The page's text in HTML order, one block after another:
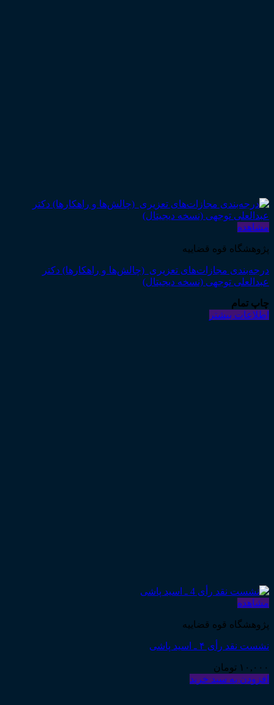
مشاهده
پژوهشگاه قوه قضاییه
درجه‌بندی مجازات‌های تعزیری (چالش‌ها و راهکارها) دکتر
عبدالعلی توجهی (نسخه دیجیتال)
چاپ تمام
اطلاعات بیشتر
مشاهده
پژوهشگاه قوه قضاییه
نشست نقد رأی ۴ ـ اسید پاشی
۱۰,۰۰۰ تومان
افزودن به سبد خرید